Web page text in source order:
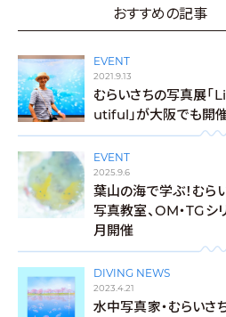
おすすめの記事
EVENT
2021.9.13
むらいさちの写真展
utiful」が大阪でも開催
EVENT
2025.9.6
葉山の海で学ぶ！むら
写真教室、OM・TGシ
月開催
DIVING NEWS
2023.4.21
水中写真家・むらいさ